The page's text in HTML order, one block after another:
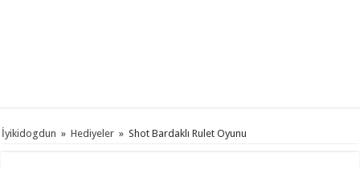
İyikidogdun » Hediyeler » Shot Bardaklı Rulet Oyunu